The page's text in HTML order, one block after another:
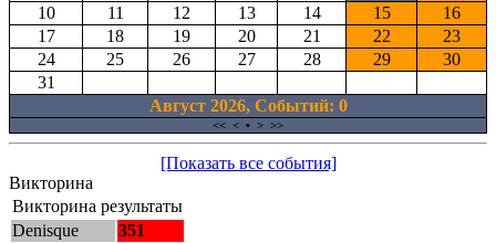
10
11 12 13 14 15
16
17
18 19 20 21 22
23
24
25 26 27 28 29
30
31
Август 2026, Cобытий: 0
<< < • > >>
[Показать все события]
Викторина
Викторина результаты
Denisque
351